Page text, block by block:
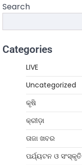
Search
Categories
LIVE
Uncategorized
କୃଷି
କ୍ରୀଡ଼ା
ତାଜା ଖବର
ପର୍ଯ୍ୟଟନ ଓ ସଂସ୍କୃତି